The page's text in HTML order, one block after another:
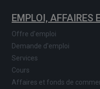
EMPLOI, AFFAIRES
Offre d'emploi
Demande d'emploi
Services
Cours
Affaires et fonds de